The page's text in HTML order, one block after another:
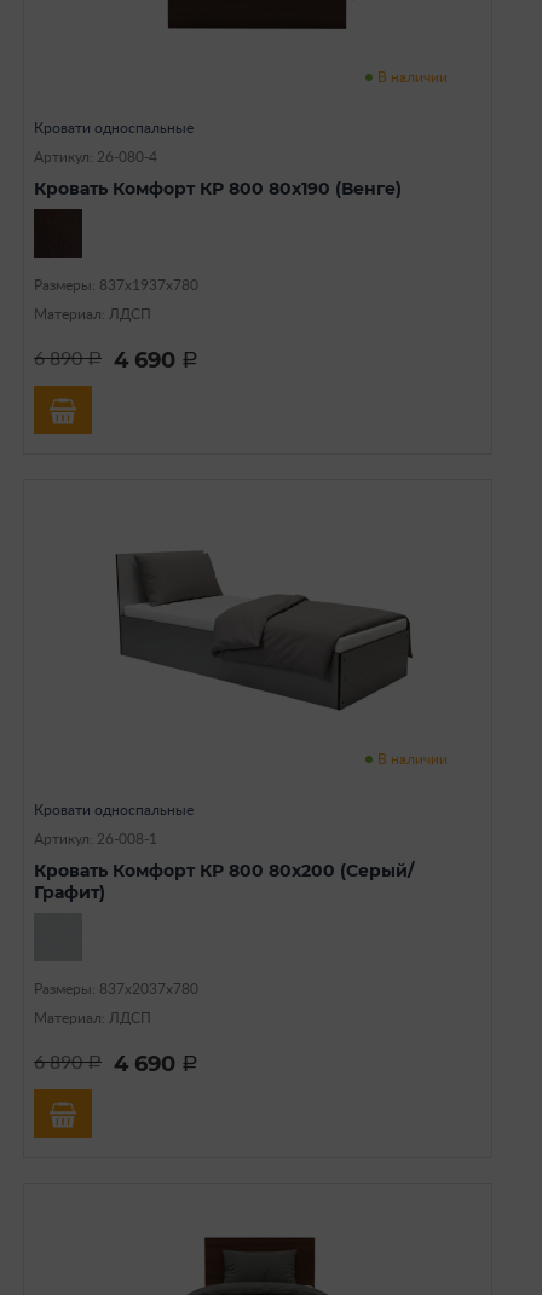
В наличии
Кровати односпальные
Артикул: 26-080-4
Кровать Комфорт КР 800 80х190 (Венге)
Размеры: 837х1937х780
Материал: ЛДСП
6 890a 4 690 a
В наличии
Кровати односпальные
Артикул: 26-008-1
Кровать Комфорт КР 800 80х200 (Серый/
Графит)
Размеры: 837х2037х780
Материал: ЛДСП
6 890a 4 690 a